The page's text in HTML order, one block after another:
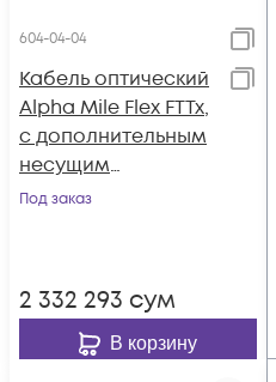
604-04-04
Кабель оптический
Alpha Mile Flex FTTx,
с дополнительным
несущим
элементом
Под заказ
2 332 293 сум
В корзину